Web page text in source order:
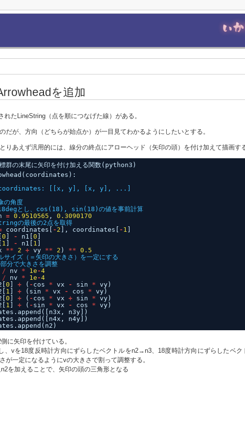
を追加
たLineString（点を順につなげた線）がある。
だが、方向（どちらが始点か）が一目見てわかるようにしたいとする。
りあえず汎用的には、線分の終点にアローヘッド（矢印の頭）を付け加えて描画す
標群の末尾に矢印を付け加える関数(python3)
coordinates: [[x, y], [x, y], ...]
の角度
とし、cos(18), sin(18)の値を事前計算
= 0.9510565 , 0.3090170
の最後の2点を取得
coordinates[ - 2 ], coordinates[ - 1
0 - n1[ 0
1 - n1[ 1
** 2 + vy ** 2 ) ** 0.5
サイズ（＝矢印の大きさ）を一定にする
分で大きさを調整
/ nv * 1e -4
/ nv * 1e -4
0 + ( - cos * vx - sin * vy)
1 + (sin * vx - cos * vy)
0 + ( - cos * vx + sin * vy)
1 + ( - sin * vx - cos * vy)
n3y])
n4y])
に矢印を付けている。
、vを18度反時計方向にずらしたベクトルをn2→n3、18度時計方向にずらしたベク
が一定になるようにvの大きさで割って調整する。
を加えることで、矢印の頭の三角形となる